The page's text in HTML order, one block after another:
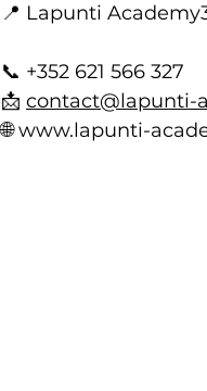
📍 Lapunti
📞 +352 621 566 327
📩 contact@lapunti-
🌐 www.lapunti-